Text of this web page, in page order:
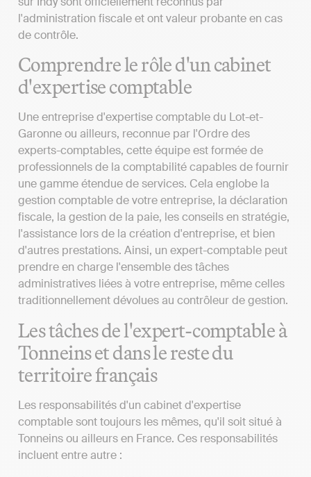
l'administration fiscale et ont valeur probante en cas
de contrôle.
Comprendre le rôle d'un cabinet
d'expertise comptable
Une entreprise d'expertise comptable du Lot-et-
Garonne ou ailleurs, reconnue par l'Ordre des
experts-comptables, cette équipe est formée de
professionnels de la comptabilité capables de fournir
une gamme étendue de services. Cela englobe la
gestion comptable de votre entreprise, la déclaration
fiscale, la gestion de la paie, les conseils en stratégie,
l'assistance lors de la création d'entreprise, et bien
d'autres prestations. Ainsi, un expert-comptable peut
prendre en charge l'ensemble des tâches
administratives liées à votre entreprise, même celles
traditionnellement dévolues au contrôleur de gestion.
Les tâches de l'expert-comptable à
Tonneins et dans le reste du
territoire français
Les responsabilités d'un cabinet d'expertise
comptable sont toujours les mêmes, qu'il soit situé à
Tonneins ou ailleurs en France. Ces responsabilités
incluent entre autre :